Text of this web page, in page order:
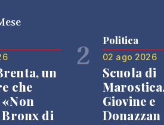
un
che
di
2 Politica
02 ago 2026
Scuola di
Giovine e
Donazzan